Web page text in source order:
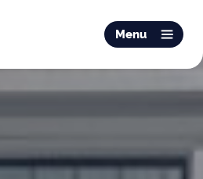
Menu